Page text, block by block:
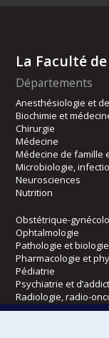
La Faculté
Départements
Anesthésiologie et
Biochimie et
Chirurgie
Médecine
Médecine de famille
Microbiologie,
Neurosciences
Nutrition
Obstétrique-
Ophtalmologie
Pathologie et
Pharmacologie et
Pédiatrie
Psychiatrie et
Radiologie, radio-